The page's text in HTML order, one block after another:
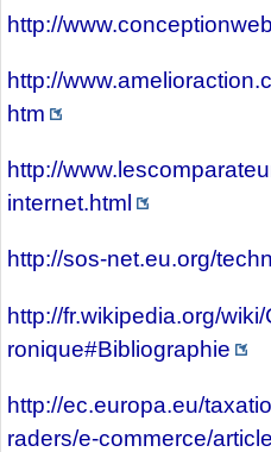
http://
http://
htm
http://
internet.html
http://sos-net.eu.org/
http://fr.wikipedia.org/
ronique#Bibliographie
http://ec.europa.eu/
raders/e-commerce/